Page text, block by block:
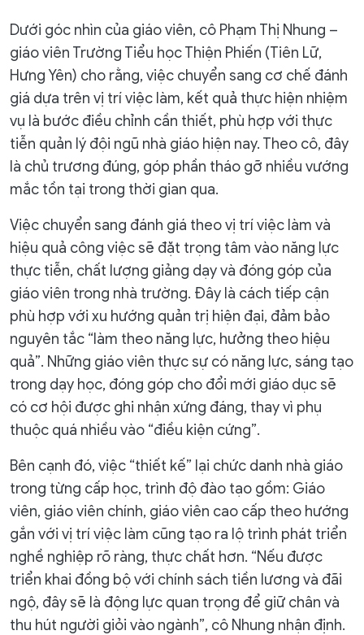
Dưới góc nhìn của giáo viên, cô Phạm Thị Nhung –
giáo viên Trường Tiểu học Thiện Phiến (Tiên Lữ,
Hưng Yên) cho rằng, việc chuyển sang cơ chế đánh
giá dựa trên vị trí việc làm, kết quả thực hiện nhiệm
vụ là bước điều chỉnh cần thiết, phù hợp với thực
tiễn quản lý đội ngũ nhà giáo hiện nay. Theo cô, đây
là chủ trương đúng, góp phần tháo gỡ nhiều vướng
mắc tồn tại trong thời gian qua.
Việc chuyển sang đánh giá theo vị trí việc làm và
hiệu quả công việc sẽ đặt trọng tâm vào năng lực
thực tiễn, chất lượng giảng dạy và đóng góp của
giáo viên trong nhà trường. Đây là cách tiếp cận
phù hợp với xu hướng quản trị hiện đại, đảm bảo
nguyên tắc “làm theo năng lực, hưởng theo hiệu
quả”. Những giáo viên thực sự có năng lực, sáng tạo
trong dạy học, đóng góp cho đổi mới giáo dục sẽ
có cơ hội được ghi nhận xứng đáng, thay vì phụ
thuộc quá nhiều vào “điều kiện cứng”.
Bên cạnh đó, việc “thiết kế” lại chức danh nhà giáo
trong từng cấp học, trình độ đào tạo gồm: Giáo
viên, giáo viên chính, giáo viên cao cấp theo hướng
gắn với vị trí việc làm cũng tạo ra lộ trình phát triển
nghề nghiệp rõ ràng, thực chất hơn. “Nếu được
triển khai đồng bộ với chính sách tiền lương và đãi
ngộ, đây sẽ là động lực quan trọng để giữ chân và
thu hút người giỏi vào ngành”, cô Nhung nhận định.